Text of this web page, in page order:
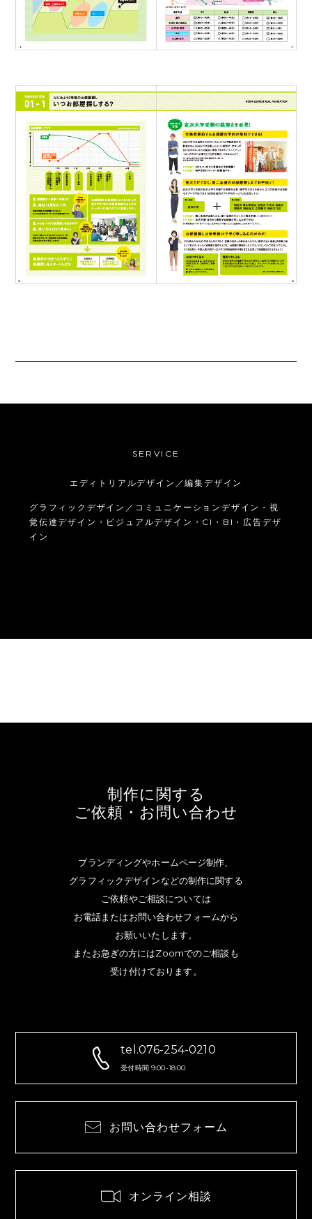
SERVICE
エディトリアルデザイン／編集デザイン
グラフィックデザイン／コミュニケーションデザイン・視
覚伝達デザイン・ビジュアルデザイン・CI・BI・広告デザ
イン
制作に関する
ご依頼・お問い合わせ
ブランディングやホームページ制作、
グラフィックデザインなどの制作に関する
ご依頼やご相談については
お電話またはお問い合わせフォームから
お願いいたします。
またお急ぎの方にはZoomでのご相談も
受け付けております。
tel.076-254-0210
受付時間 9:00-18:00
お問い合わせフォーム
オンライン相談